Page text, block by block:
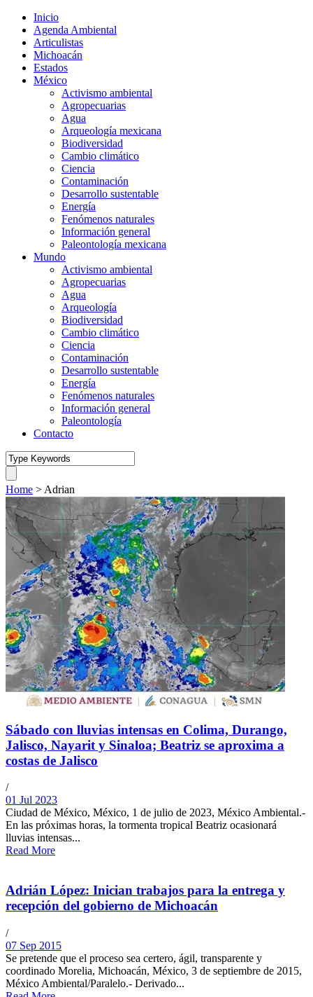
Inicio
Agenda Ambiental
Articulistas
Michoacán
Estados
México
Activismo ambiental
Agropecuarias
Agua
Arqueología mexicana
Biodiversidad
Cambio climático
Ciencia
Contaminación
Desarrollo sustentable
Energía
Fenómenos naturales
Información general
Paleontología mexicana
Mundo
Activismo ambiental
Agropecuarias
Agua
Arqueología
Biodiversidad
Cambio climático
Ciencia
Contaminación
Desarrollo sustentable
Energía
Fenómenos naturales
Información general
Paleontología
Contacto
Home > Adrian
Sábado con lluvias intensas en Colima, Durango,
Jalisco, Nayarit y Sinaloa; Beatriz se aproxima a
costas de Jalisco
/
01 Jul 2023
Ciudad de México, México, 1 de julio de 2023, México Ambiental.-
En las próximas horas, la tormenta tropical Beatriz ocasionará
lluvias intensas...
Read More
Adrián López: Inician trabajos para la entrega y
recepción del gobierno de Michoacán
/
07 Sep 2015
Se pretende que el proceso sea certero, ágil, transparente y
coordinado Morelia, Michoacán, México, 3 de septiembre de 2015,
México Ambiental/Paralelo.- Derivado...